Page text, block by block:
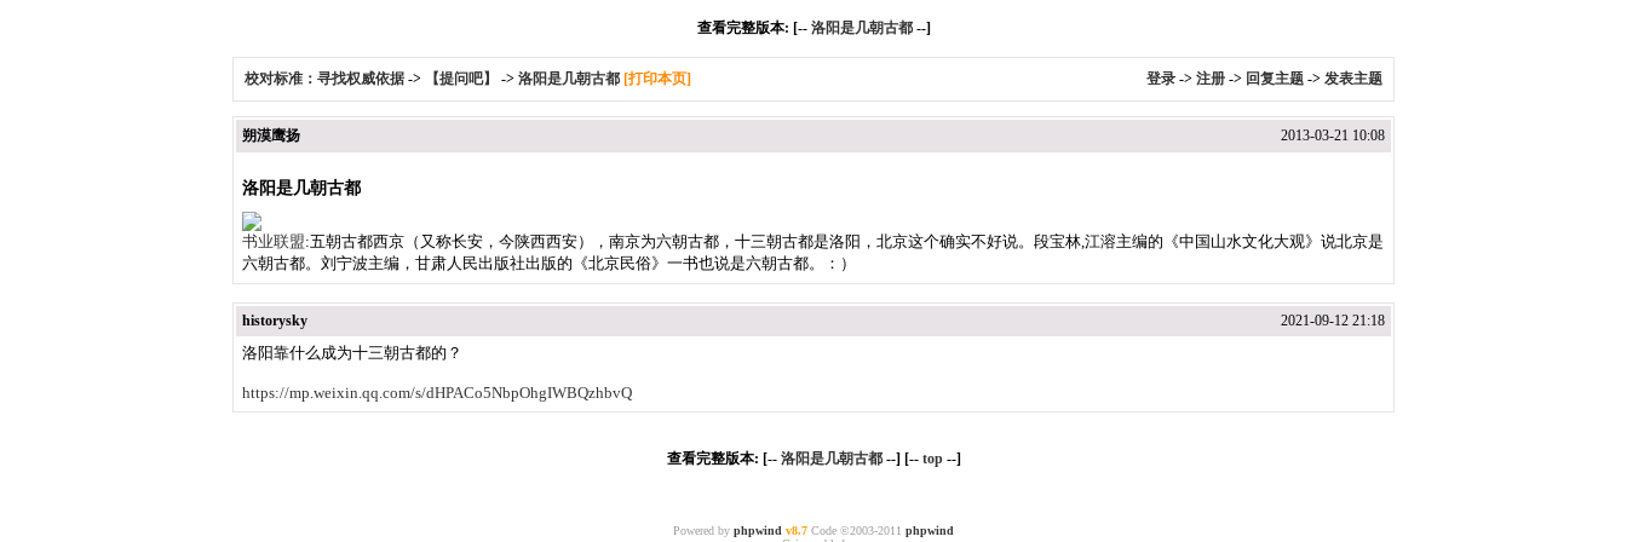
查看完整版本: [-- 洛阳是几朝古都--]
校对标准：寻找权威依据 -> 【提问吧】 -> 洛阳是几朝古都 [打印本页] 登录 -> 注册 -> 回复主题 -> 发表主题
朔漠鹰扬 2013-03-21 10:08
洛阳是几朝古都
书业联盟:五朝古都西京（又称长安，今陕西西安），南京为六朝古都，十三朝古都是洛阳，北京这个确实不好说。段宝林,江溶主编的《中国山水文化大观》说北京是
六朝古都。刘宁波主编，甘肃人民出版社出版的《北京民俗》一书也说是六朝古都。：）
historysky 2021-09-12 21:18
洛阳靠什么成为十三朝古都的？
https://mp.weixin.qq.com/s/dHPACo5NbpOhgIWBQzhbvQ
查看完整版本: [-- 洛阳是几朝古都--] [-- top--]
Powered by phpwind v8.7 Code ©2003-2011 phpwind